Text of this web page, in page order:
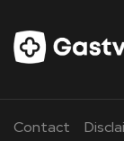
Contact